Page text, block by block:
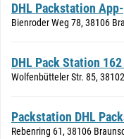
DHL Packstation
Bienroder Weg 78, 38106
DHL Pack Station
Wolfenbütteler Str. 85,
Packstation DHL
Rebenring 61, 38106